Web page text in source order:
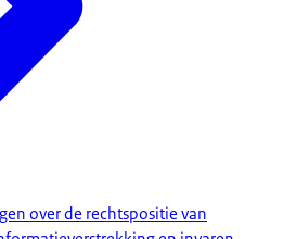
over de rechtspositie van